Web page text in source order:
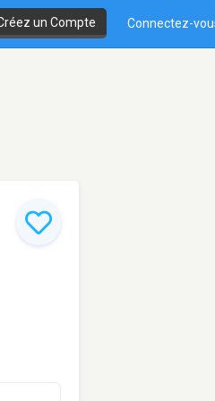
un Compte Connectez-